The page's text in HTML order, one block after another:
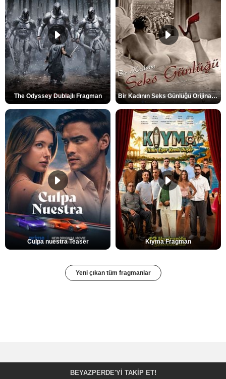
The Odyssey Dublajlı Fragman Bir Kadının Seks Günlüğü Orijinal Fragman
Culpa nuestra Teaser Kıyma Fragman
Yeni çıkan tüm fragmanlar
BEYAZPERDE'YI TAKIP ET!